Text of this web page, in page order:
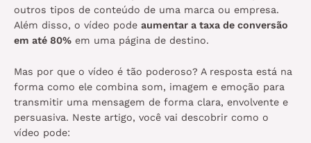
outros tipos de conteúdo de uma marca ou empresa.
Além disso, o vídeo pode aumentar a taxa de conversão
em até 80% em uma página de destino.
Mas por que o vídeo é tão poderoso? A resposta está na
forma como ele combina som, imagem e emoção para
transmitir uma mensagem de forma clara, envolvente e
persuasiva. Neste artigo, você vai descobrir como o
vídeo pode: